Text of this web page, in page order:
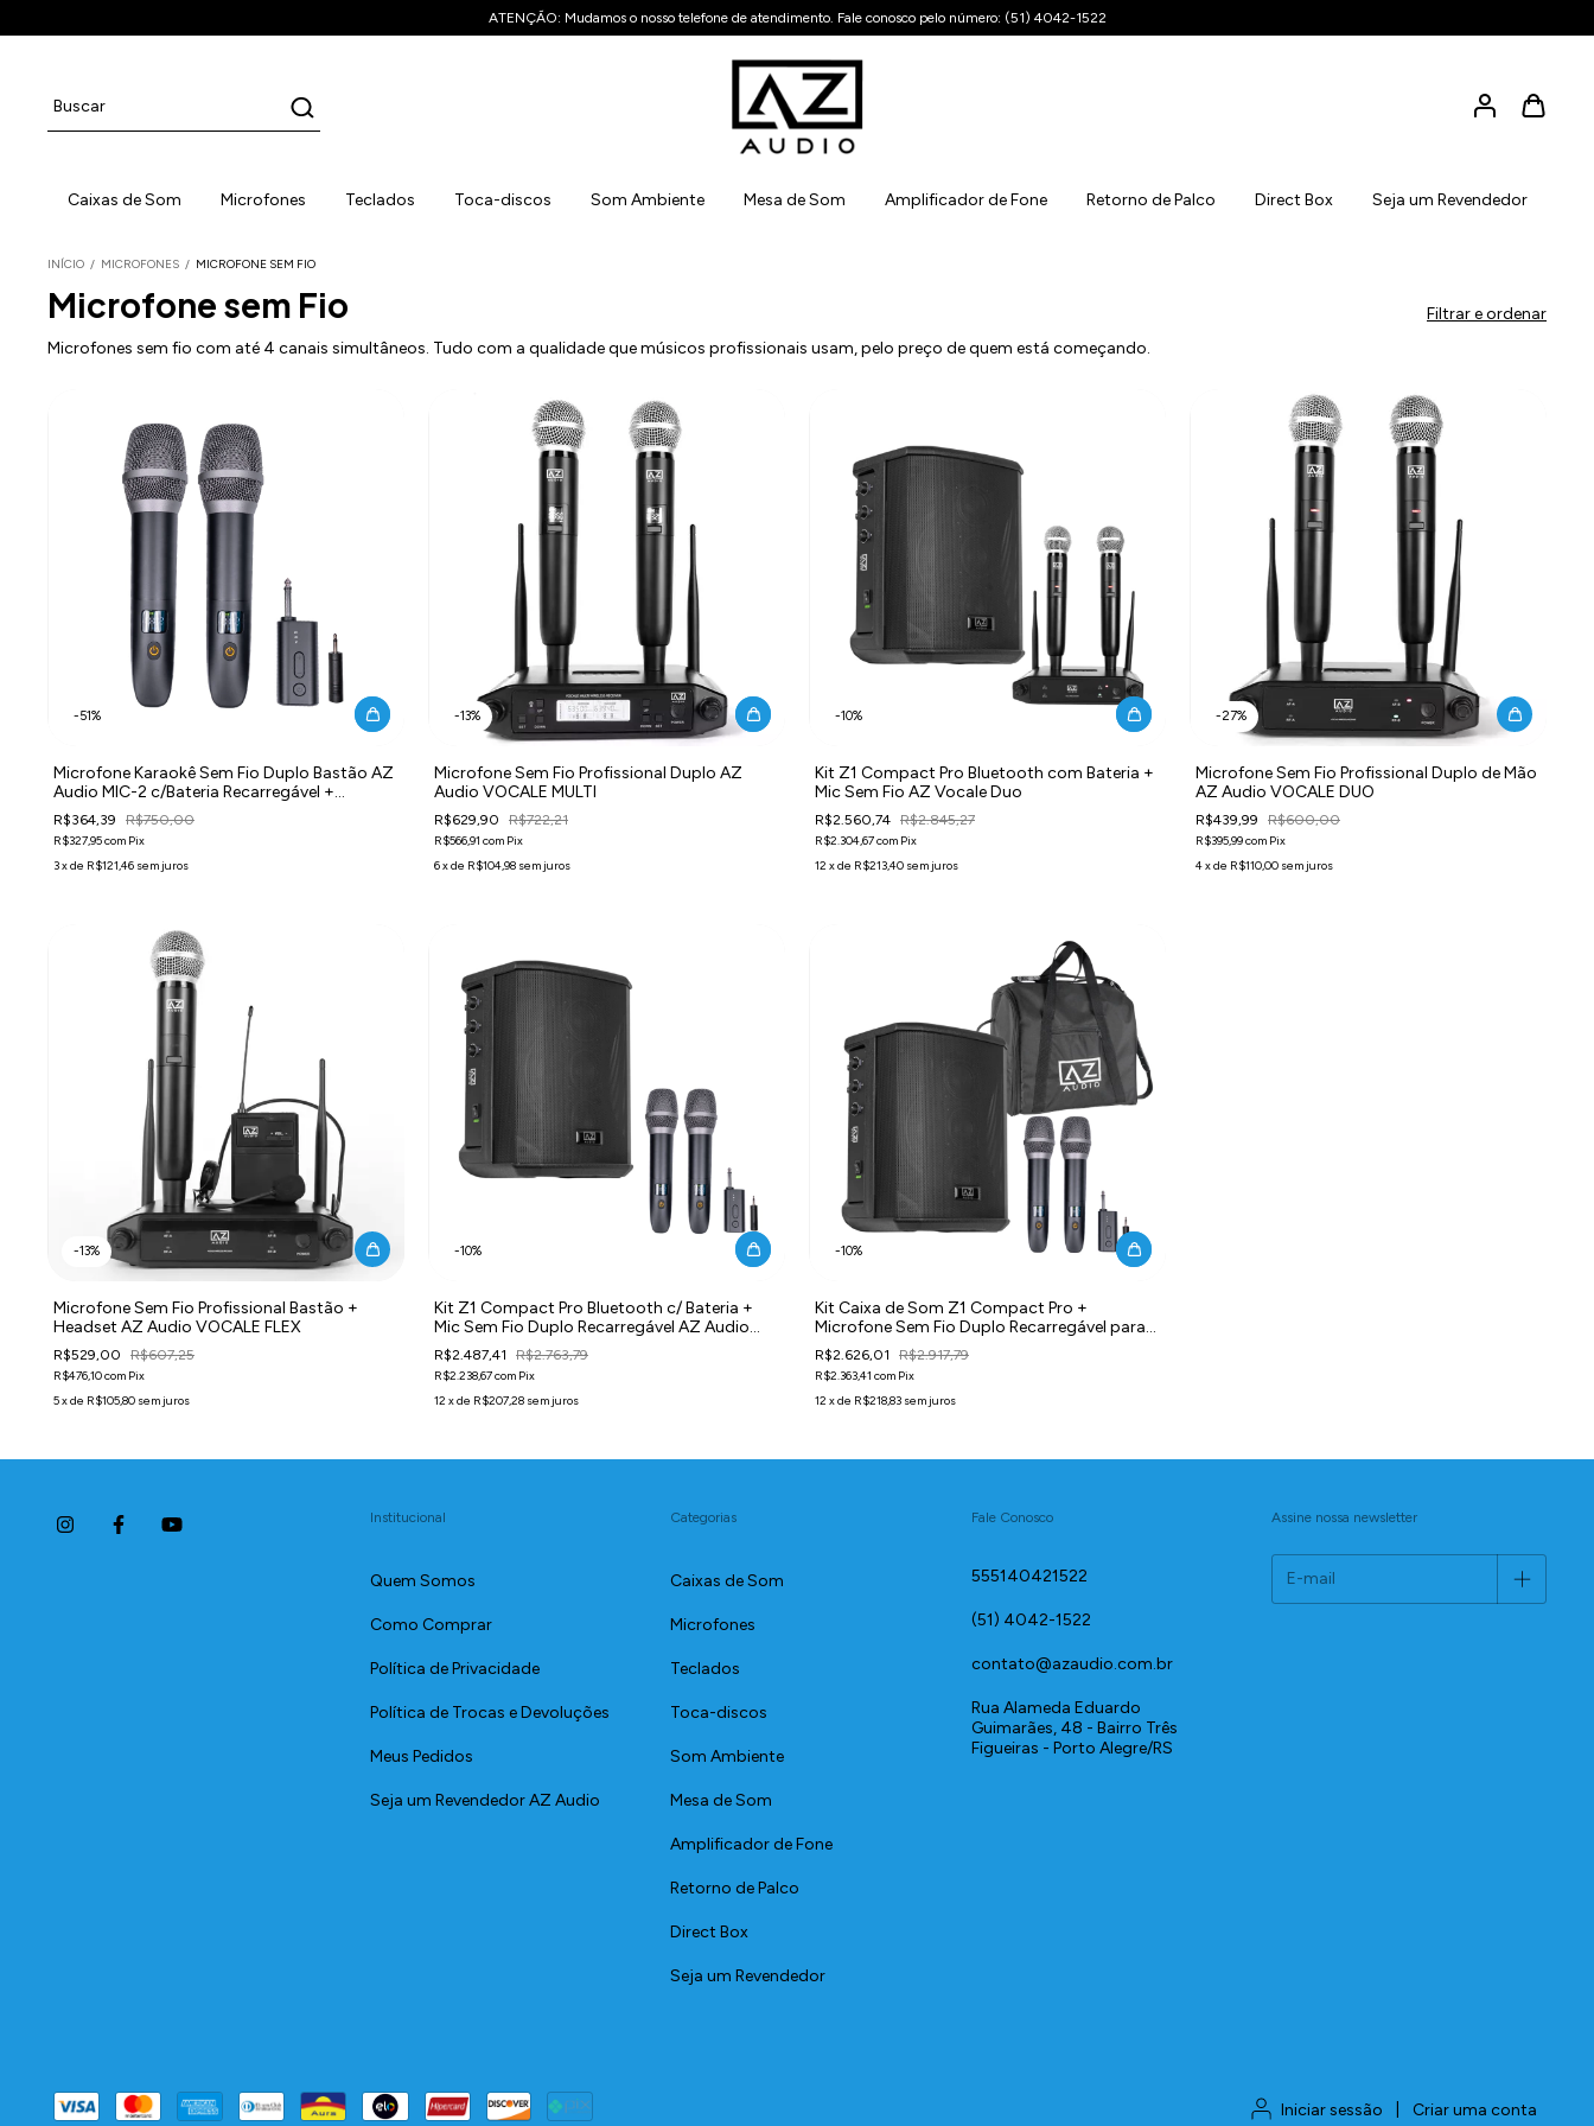
ATENÇÃO: Mudamos o nosso telefone de atendimento. Fale conosco pelo número: (51) 4042-1522
Caixas de Som Microfones Teclados Toca-discos Som Ambiente Mesa de Som Amplificador de Fone Retorno de Palco Direct Box Seja um Revendedor
INÍCIO / MICROFONES / MICROFONE SEM FIO
Microfone sem Fio
Filtrar e ordenar
Microfones sem fio com até 4 canais simultâneos. Tudo com a qualidade que músicos profissionais usam, pelo preço de quem está começando.
-51%
Microfone Karaokê Sem Fio Duplo Bastão AZ
Audio MIC-2 c/Bateria Recarregável +
Receptor P10
R$364,39 R$750,00
R$327,95com Pix
3xde R$121,46 sem juros
-13%
Microfone Sem Fio Profissional Duplo AZ
Audio VOCALE MULTI
R$629,90 R$722,21
R$566,91 com Pix
6xde R$104,98 sem juros
-10%
Kit Z1 Compact Pro Bluetooth com Bateria +
Mic Sem Fio AZ Vocale Duo
R$2.560,74 R$2.845,27
R$2.304,67com Pix
12 xde R$213,40 sem juros
-27%
Microfone Sem Fio Profissional Duplo de Mão
AZ Audio VOCALE DUO
R$439,99 R$600,00
R$395,99com Pix
4xde R$110,00 sem juros
-13%
Microfone Sem Fio Profissional Bastão +
Headset AZ Audio VOCALE FLEX
R$529,00 R$607,25
R$476,10com Pix
5xde R$105,80 sem juros
-10%
Kit Z1 Compact Pro Bluetooth c/ Bateria +
Mic Sem Fio Duplo Recarregável AZ Audio
MIC-2
R$2.487,41 R$2.763,79
R$2.238,67com Pix
12 xde R$207,28 sem juros
-10%
Kit Caixa de Som Z1 Compact Pro +
Microfone Sem Fio Duplo Recarregável para
Karaokê AZ Audio MIC-2 + Bag
R$2.626,01 R$2.917,79
R$2.363,41 com Pix
12 xde R$218,83 sem juros
Institucional
Quem Somos
Como Comprar
Política de Privacidade
Política de Trocas e Devoluções
Meus Pedidos
Seja um Revendedor AZ Audio
Categorias
Caixas de Som
Microfones
Teclados
Toca-discos
Som Ambiente
Mesa de Som
Amplificador de Fone
Retorno de Palco
Direct Box
Seja um Revendedor
Fale Conosco
555140421522
(51) 4042-1522
contato@azaudio.com.br
Rua Alameda Eduardo
Guimarães, 48 - Bairro Três
Figueiras - Porto Alegre/RS
Assine nossa newsletter
Iniciar sessão Criar uma conta